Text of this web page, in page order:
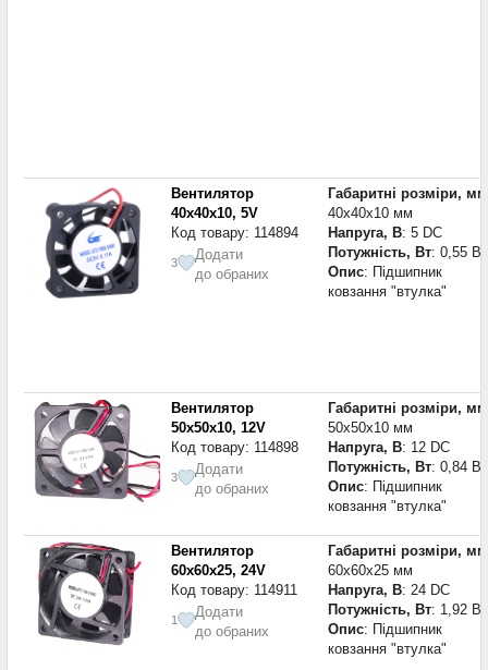
Вентилятор
40x40x10, 5V
Код товару: 114894
3
Додати
до обраних
Габаритні розміри, мм
40x40x10 мм
Напруга, В: 5 DC
Потужність, Вт: 0,55 Вт
Опис: Підшипник
ковзання "втулка"
Вентилятор
50x50x10, 12V
Код товару: 114898
3
Додати
до обраних
Габаритні розміри, мм
50x50x10 мм
Напруга, В: 12 DC
Потужність, Вт: 0,84 Вт
Опис: Підшипник
ковзання "втулка"
Вентилятор
60x60x25, 24V
Код товару: 114911
1
Додати
до обраних
Габаритні розміри, мм
60x60x25 мм
Напруга, В: 24 DC
Потужність, Вт: 1,92 Вт
Опис: Підшипник
ковзання "втулка"